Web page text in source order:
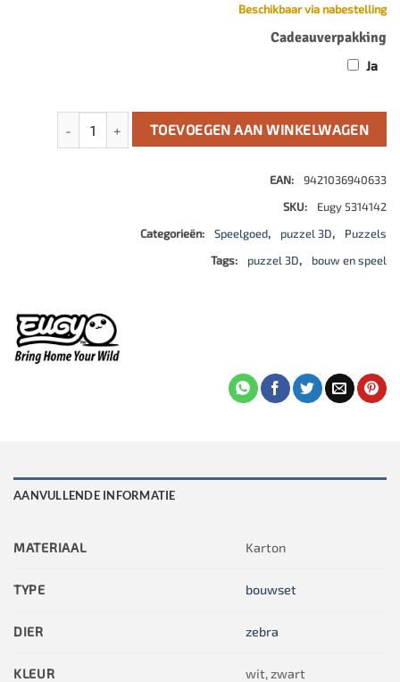
Beschikbaar via nabestelling
Cadeauverpakking
Ja
Eugy 3D Model: Wild Dier / Reuzenpanda aantal
TOEVOEGEN AAN WINKELWAGEN
EAN:
9421036940633
SKU:
Eugy 5314142
Categorieën:
Speelgoed, puzzel 3D,
Puzzels
Tags:
puzzel 3D, bouw en speel
AANVULLENDE INFORMATIE
MATERIAAL Karton
TYPE bouwset
DIER zebra
KLEUR wit, zwart